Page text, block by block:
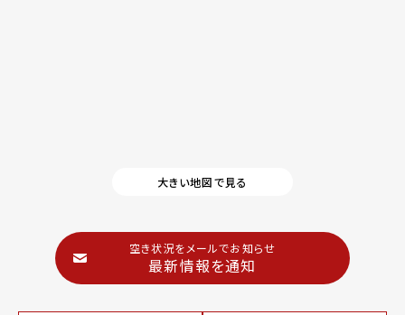
大きい地図で見る
空き状況をメールでお知らせ
最新情報を通知